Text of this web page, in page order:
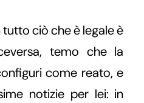
ciò che è legale è
temo che la
come reato, e
notizie per lei: in